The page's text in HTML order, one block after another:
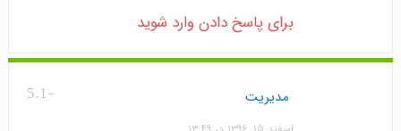
برای پاسخ دادن وارد شوید
-5.1 مدیریت